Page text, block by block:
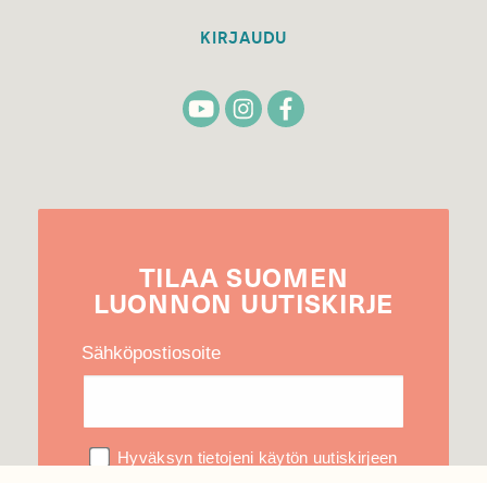
KIRJAUDU
TILAA SUOMEN
LUONNON UUTIS­KIRJE
Sähköpostiosoite
Hyväksyn tietojeni käytön uutiskirjeen